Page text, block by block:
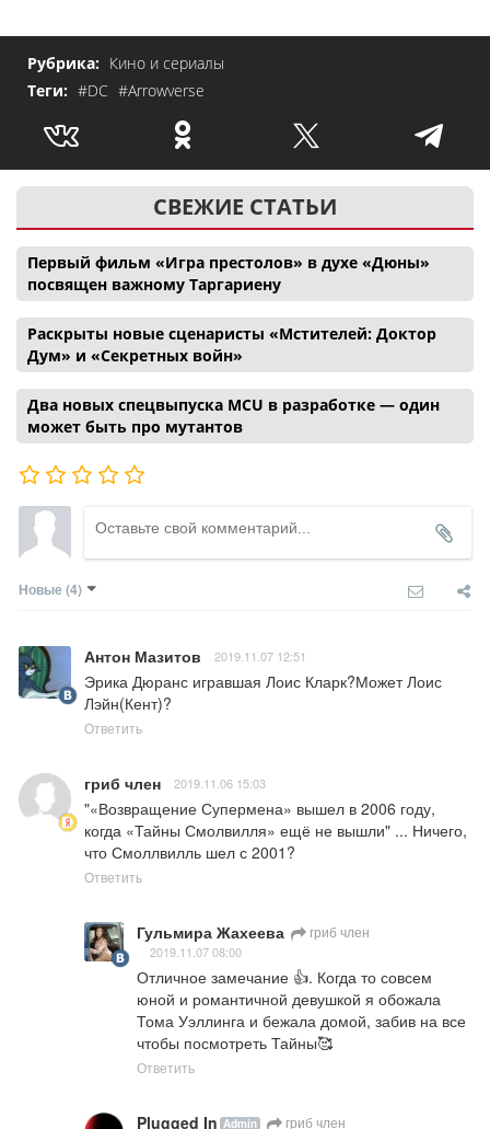
Рубрика: Кино и сериалы
Теги: #DC #Arrowverse
СВЕЖИЕ СТАТЬИ
Первый фильм «Игра престолов» в духе «Дюны»
посвящен важному Таргариену
Раскрыты новые сценаристы «Мстителей: Доктор
Дум» и «Секретных войн»
Два новых спецвыпуска MCU в разработке — один
может быть про мутантов
Новые (4)
Антон Мазитов 2019.11.07 12:51
Эрика Дюранс игравшая Лоис Кларк?Может Лоис
Лэйн(Кент)?
Ответить
гриб член 2019.11.06 15:03
"«Возвращение Супермена» вышел в 2006 году,
когда «Тайны Смолвилля» ещё не вышли" ... Ничего,
что Смоллвилль шел с 2001?
Ответить
Гульмира Жахеева гриб член
2019.11.07 08:00
Отличное замечание 👍. Когда то совсем
юной и романтичной девушкой я обожала
Тома Уэллинга и бежала домой, забив на все
чтобы посмотреть Тайны🥰
Ответить
Plugged In Admin гриб член